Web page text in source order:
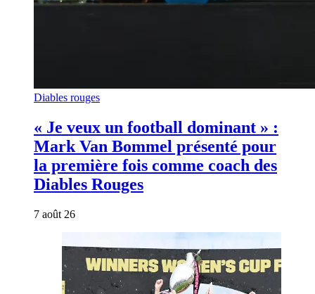
Diables rouges
« Je veux un football dominant » :
Mark Van Bommel présenté pour
la première fois comme coach des
Diables Rouges
7 août 26